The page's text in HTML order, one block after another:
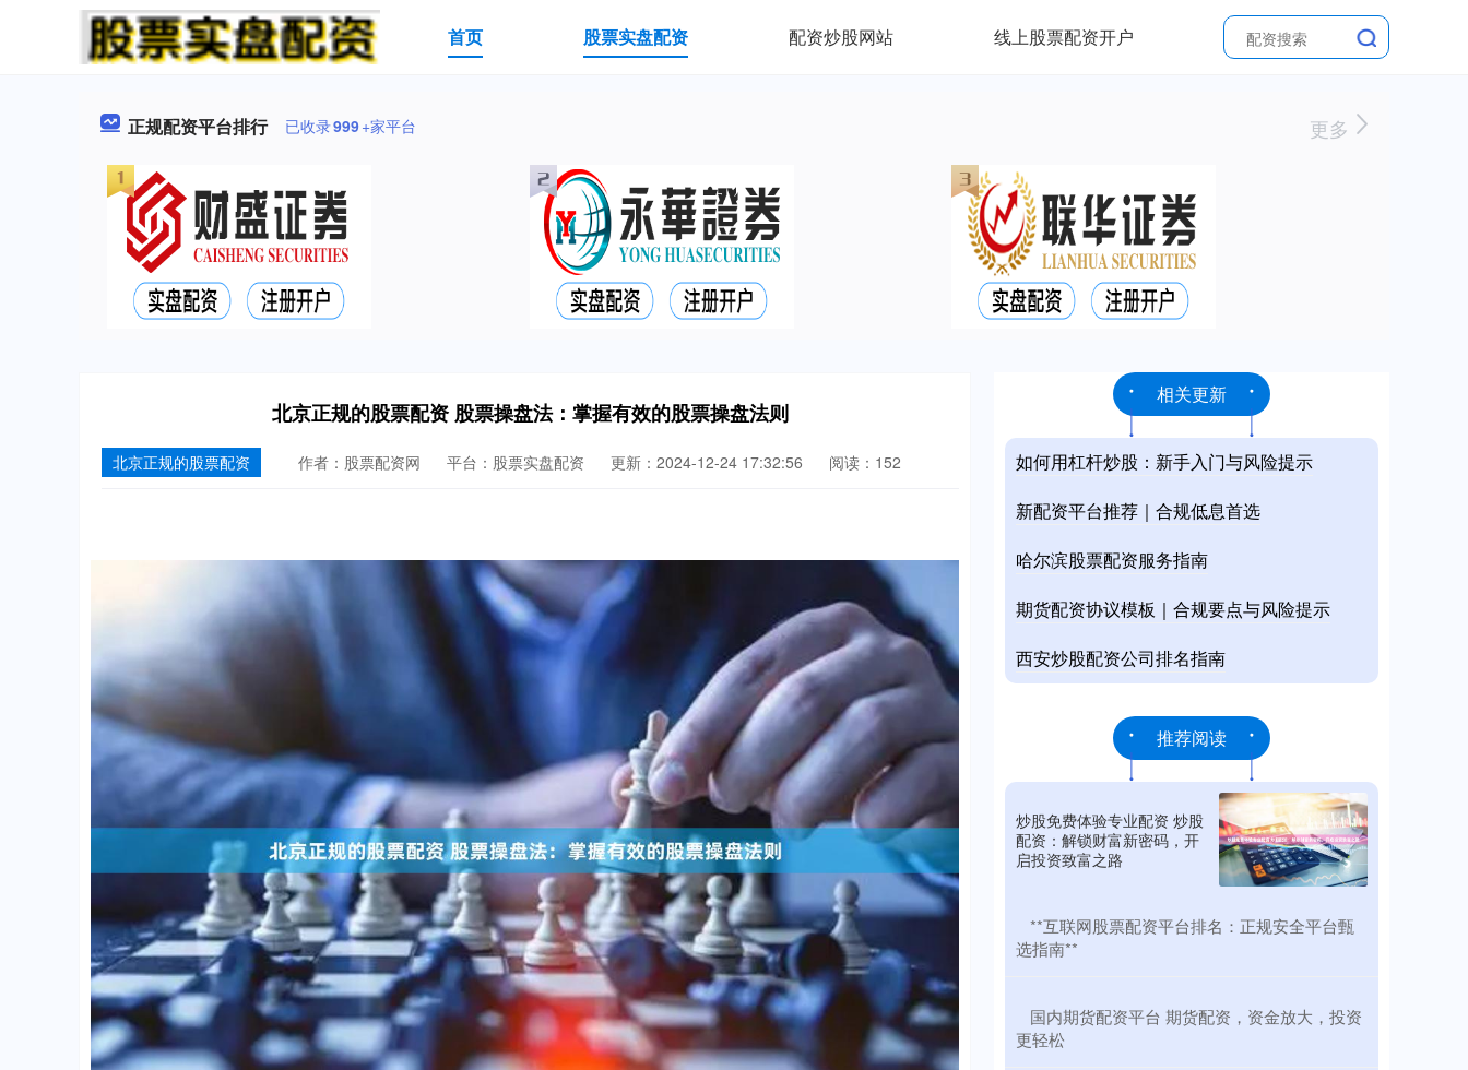
首页 股票实盘配资 配资炒股网站 线上股票配资开户
正规配资平台排行 已收录999+家平台 更多
北京正规的股票配资 股票操盘法：掌握有效的股票操盘法则
北京正规的股票配资 作者：股票配资网 平台：股票实盘配资 更新：2024-12-24 17:32:56 阅读：152
相关更新
如何用杠杆炒股：新手入门与风险提示
新配资平台推荐｜合规低息首选
哈尔滨股票配资服务指南
期货配资协议模板｜合规要点与风险提示
西安炒股配资公司排名指南
推荐阅读
炒股免费体验专业配资 炒股
配资：解锁财富新密码，开
启投资致富之路
​**互联网股票配资平台排名：正规安全平台甄
选指南**
​国内期货配资平台 期货配资，资金放大，投资
更轻松